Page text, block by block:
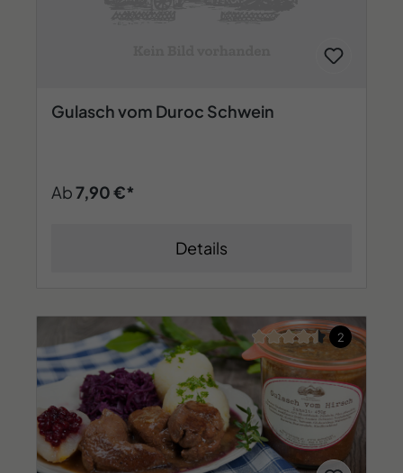
Gulasch vom Duroc Schwein
Ab7,90 €*
Details
Durchschnittliche
2